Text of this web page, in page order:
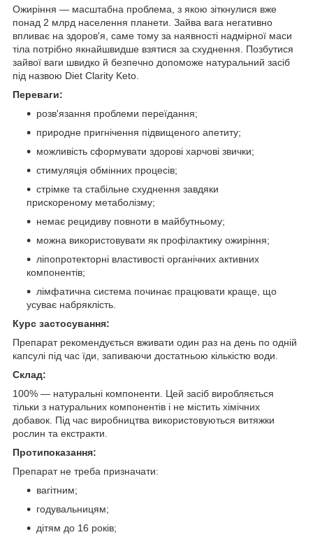
Ожиріння — масштабна проблема, з якою зіткнулися вже
понад 2 млрд населення планети. Зайва вага негативно
впливає на здоров'я, саме тому за наявності надмірної маси
тіла потрібно якнайшвидше взятися за схуднення. Позбутися
зайвої ваги швидко й безпечно допоможе натуральний засіб
під назвою Diet Clarity Keto.
Переваги:
розв'язання проблеми переїдання;
природне пригнічення підвищеного апетиту;
можливість сформувати здорові харчові звички;
стимуляція обмінних процесів;
стрімке та стабільне схуднення завдяки
прискореному метаболізму;
немає рецидиву повноти в майбутньому;
можна використовувати як профілактику ожиріння;
ліпопротекторні властивості органічних активних
компонентів;
лімфатична система починає працювати краще, що
усуває набряклість.
Курс застосування:
Препарат рекомендується вживати один раз на день по одній
капсулі під час їди, запиваючи достатньою кількістю води.
Склад:
100% — натуральні компоненти. Цей засіб виробляється
тільки з натуральних компонентів і не містить хімічних
добавок. Під час виробництва використовуються витяжки
рослин та екстракти.
Протипоказання:
Препарат не треба призначати:
вагітним;
годувальницям;
дітям до 16 років;